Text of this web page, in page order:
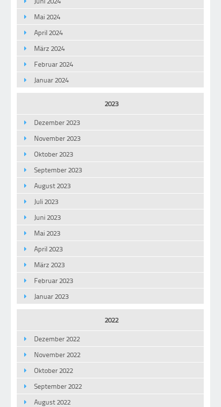
Mai 2024
April 2024
März 2024
Februar 2024
Januar 2024
2023
Dezember 2023
November 2023
Oktober 2023
September 2023
August 2023
Juli 2023
Juni 2023
Mai 2023
April 2023
März 2023
Februar 2023
Januar 2023
2022
Dezember 2022
November 2022
Oktober 2022
September 2022
August 2022